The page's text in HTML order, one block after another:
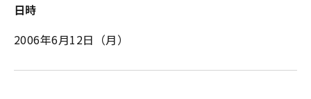
日時
2006年6月12日（月）